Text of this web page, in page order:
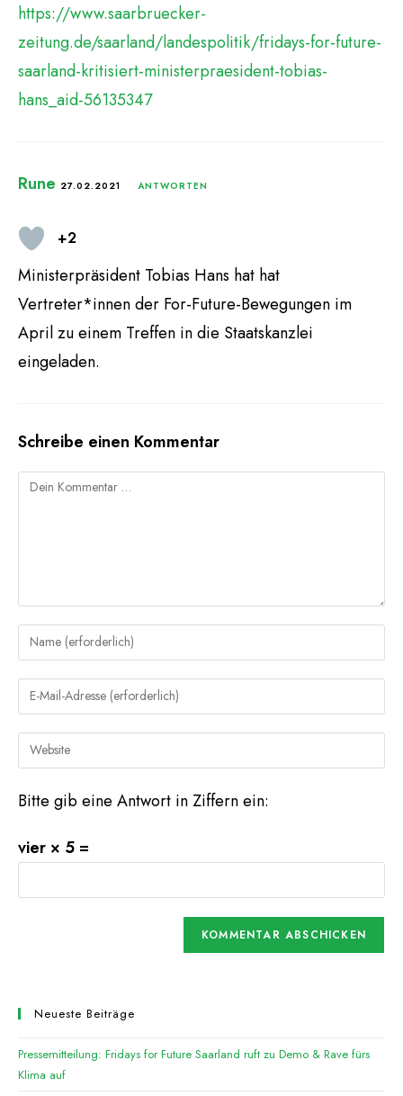
https://www.saarbruecker-
zeitung.de/saarland/landespolitik/fridays-for-future-
saarland-kritisiert-ministerpraesident-tobias-
hans_aid-56135347
Rune 27.02.2021 ANTWORTEN
+2
Ministerpräsident Tobias Hans hat hat
Vertreter*innen der For-Future-Bewegungen im
April zu einem Treffen in die Staatskanzlei
eingeladen.
Schreibe einen Kommentar
Kommentar
Gib
deinen
Namen
oder
zum
Kommentieren
ein
Gib
deine
E-
Mail-
zum
ein
Gib
deine
URL
(optional)
Bitte gib eine Antwort in Ziffern ein:
vier × 5 =
Neueste Beiträge
Pressemitteilung: Fridays for Future Saarland ruft zu Demo & Rave fürs
Klima auf